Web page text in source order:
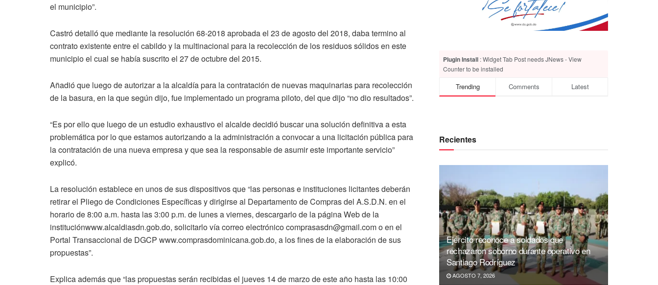
el municipio”.
Castró detalló que mediante la resolución 68-2018 aprobada el 23 de agosto del 2018, daba termino al
contrato existente entre el cabildo y la multinacional para la recolección de los residuos sólidos en este
municipio el cual se había suscrito el 27 de octubre del 2015.
Añadió que luego de autorizar a la alcaldía para la contratación de nuevas maquinarias para recolección
de la basura, en la que según dijo, fue implementado un programa piloto, del que dijo “no dio resultados”.
“Es por ello que luego de un estudio exhaustivo el alcalde decidió buscar una solución definitiva a esta
problemática por lo que estamos autorizando a la administración a convocar a una licitación pública para
la contratación de una nueva empresa y que sea la responsable de asumir este importante servicio”
explicó.
La resolución establece en unos de sus dispositivos que “las personas e instituciones licitantes deberán
retirar el Pliego de Condiciones Específicas y dirigirse al Departamento de Compras del A.S.D.N. en el
horario de 8:00 a.m. hasta las 3:00 p.m. de lunes a viernes, descargarlo de la página Web de la
instituciónwww.alcaldiasdn.gob.do, solicitarlo vía correo electrónico comprasasdn@gmail.com o en el
Portal Transaccional de DGCP www.comprasdominicana.gob.do, a los fines de la elaboración de sus
propuestas”.
Explica además que “las propuestas serán recibidas el jueves 14 de marzo de este año hasta las 10:00
Plugin Install : Widget Tab Post needs JNews - View
Counter to be installed
Trending Comments Latest
Recientes
Ejército reconoce a soldados que
rechazaron soborno durante operativo en
Santiago Rodríguez
AGOSTO 7, 2026